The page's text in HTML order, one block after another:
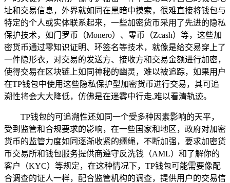
址和交易信息，外界就如同在黑暗中摸索，很难直接将钱包与
特定的个人或实体联系起来，一些加密货币采用了先进的隐私
保护技术，如门罗币（Monero）、零币（Zcash）等，这些加
密货币通过零知识证明、环签名等技术，就像是给交易穿上了
一件隐形衣，对交易的发送方、接收方和交易金额进行加密，
使得交易在区块链上如同神秘的幽灵，难以被追踪，如果用户
在TP钱包中使用这些隐私保护型加密货币进行交易，其可追
溯性将会大大降低，仿佛是在迷雾中行走,难以看清轨迹。
TP钱包的可追溯性还如同一个受多种因素影响的天平，
受到监管和合规要求的影响，在一些国家和地区，政府对加密
货币的监管力度如同逐渐收紧的缰绳，不断加强，要求加密货
币交易所和钱包服务提供商遵守反洗钱（AML）和了解你的
客户（KYC）等规定，在这种情况下，TP钱包可能需要像配
合调查的证人一样，配合监管机构的调查，提供用户的交易信